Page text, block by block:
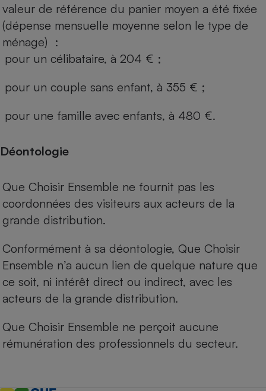
valeur de référence du panier moyen a été fixée
(dépense mensuelle moyenne selon le type de
ménage) :
pour un célibataire, à 204 € ;
pour un couple sans enfant, à 355 € ;
pour une famille avec enfants, à 480 €.
Déontologie
Que Choisir Ensemble ne fournit pas les
coordonnées des visiteurs aux acteurs de la
grande distribution.
Conformément à sa déontologie, Que Choisir
Ensemble n’a aucun lien de quelque nature que
ce soit, ni intérêt direct ou indirect, avec les
acteurs de la grande distribution.
Que Choisir Ensemble ne perçoit aucune
rémunération des professionnels du secteur.